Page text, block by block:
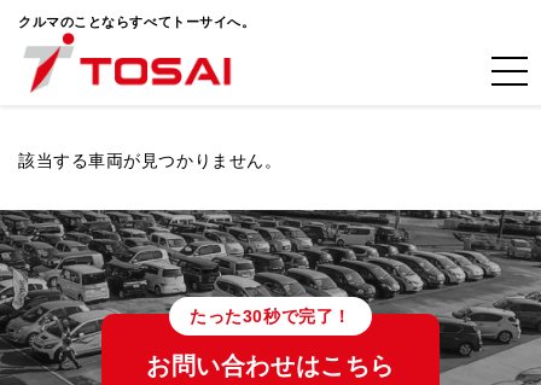
クルマのことならすべてトーサイへ。
該当する車両が見つかりません。
たった30秒で完了！
お問い合わせはこちら